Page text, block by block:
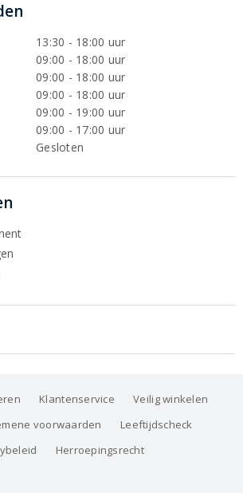
13:30 - 18:00 uur
09:00 - 18:00 uur
09:00 - 18:00 uur
09:00 - 18:00 uur
09:00 - 19:00 uur
09:00 - 17:00 uur
Gesloten
Klantenservice
Veilig winkelen
voorwaarden
Leeftijdscheck
Herroepingsrecht